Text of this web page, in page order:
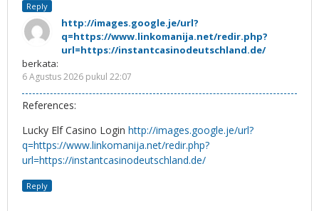
Reply
http://images.google.je/url?
q=https://www.linkomanija.net/redir.php?
url=https://instantcasinodeutschland.de/
berkata:
6 Agustus 2026 pukul 22:07
References:
Lucky Elf Casino Login http://images.google.je/url?
q=https://www.linkomanija.net/redir.php?
url=https://instantcasinodeutschland.de/
Reply